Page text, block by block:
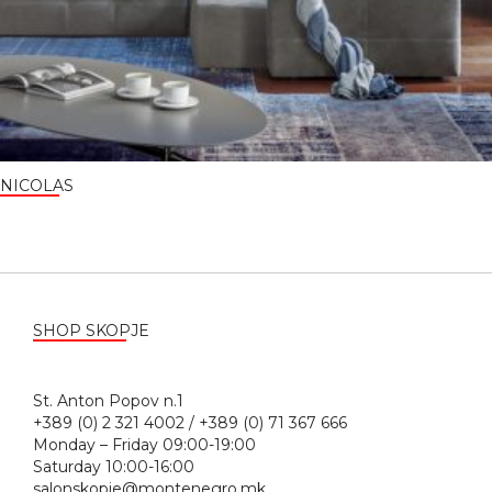
NICOLAS
SHOP SKOPJE
St. Anton Popov n.1
+389 (0) 2 321 4002 / +389 (0) 71 367 666
Monday – Friday 09:00-19:00
Saturday 10:00-16:00